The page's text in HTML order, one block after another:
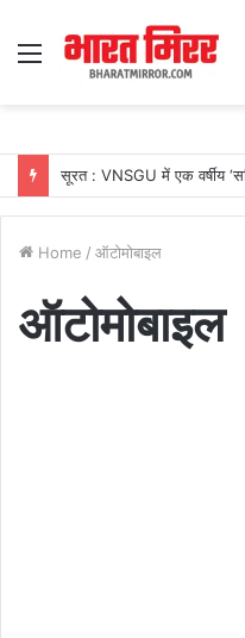
Menu
Home / ऑटोमोबाइल
ऑटोमोबाइल